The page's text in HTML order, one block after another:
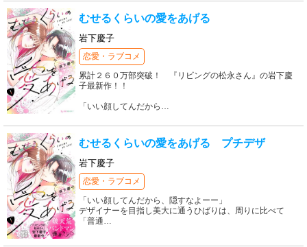
むせるくらいの愛をあげる
岩下慶子
恋愛・ラブコメ
累計２６０万部突破！ 『リビングの松永さん』の岩下慶
子最新作！！
「いい顔してんだから …
むせるくらいの愛をあげる プチデザ
岩下慶子
恋愛・ラブコメ
「いい顔してんだから、隠すなよーー」
デザイナーを目指し美大に通うひばりは、周りに比べて
「普通…